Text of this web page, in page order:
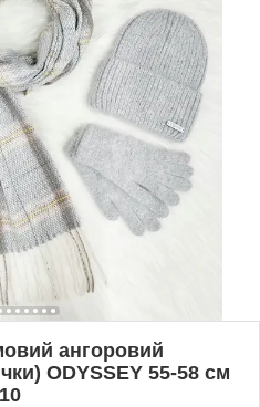
ангоровий
ODYSSEY 55-58 см